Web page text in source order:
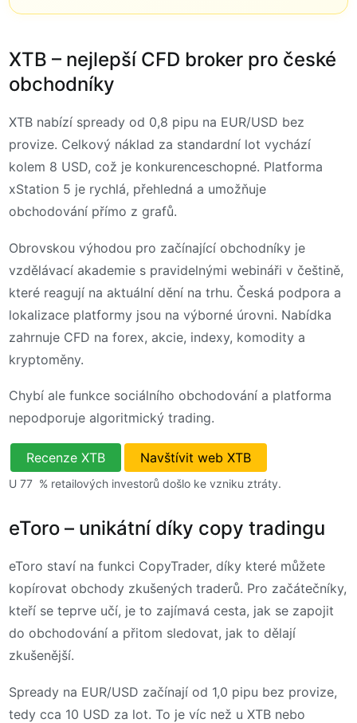
XTB – nejlepší CFD broker pro české
obchodníky
XTB nabízí spready od 0,8 pipu na EUR/USD bez
provize. Celkový náklad za standardní lot vychází
kolem 8 USD, což je konkurenceschopné. Platforma
xStation 5 je rychlá, přehledná a umožňuje
obchodování přímo z grafů.
Obrovskou výhodou pro začínající obchodníky je
vzdělávací akademie s pravidelnými webináři v češtině,
které reagují na aktuální dění na trhu. Česká podpora a
lokalizace platformy jsou na výborné úrovni. Nabídka
zahrnuje CFD na forex, akcie, indexy, komodity a
kryptoměny.
Chybí ale funkce sociálního obchodování a platforma
nepodporuje algoritmický trading.
Recenze XTB Navštívit web XTB
U 77 % retailových investorů došlo ke vzniku ztráty.
eToro – unikátní díky copy tradingu
eToro staví na funkci CopyTrader, díky které můžete
kopírovat obchody zkušených traderů. Pro začátečníky,
kteří se teprve učí, je to zajímavá cesta, jak se zapojit
do obchodování a přitom sledovat, jak to dělají
zkušenější.
Spready na EUR/USD začínají od 1,0 pipu bez provize,
tedy cca 10 USD za lot. To je víc než u XTB nebo